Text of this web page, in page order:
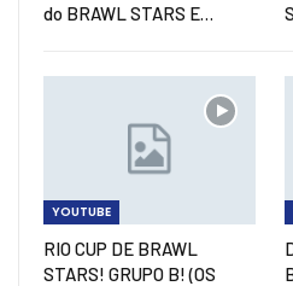
do BRAWL STARS E…
YOUTUBE
RIO CUP DE BRAWL
STARS! GRUPO B! (OS